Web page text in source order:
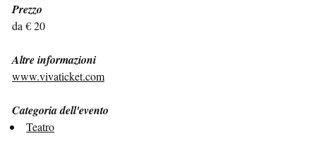
Prezzo
da € 20
Altre informazioni
www.vivaticket.com
Categoria dell'evento
Teatro